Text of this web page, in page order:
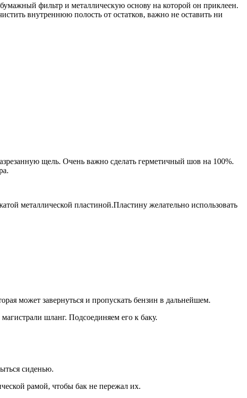
фильтр и металлическую основу на которой он приклеен.
внутреннюю полость от остатков, важно не оставить ни
щель. Очень важно сделать герметичный шов на 100%.
металлической пластиной.Пластину желательно использовать
может завернуться и пропускать бензин в дальнейшем.
шланг. Подсоединяем его к баку.
сиденью.
рамой, чтобы бак не пережал их.